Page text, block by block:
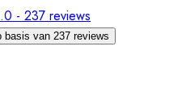
- 237 reviews
basis van 237 reviews